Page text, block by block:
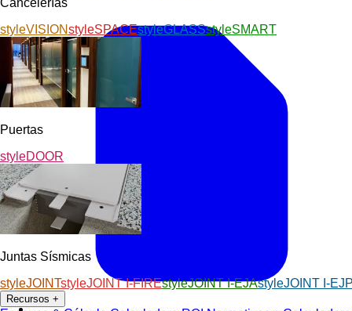
styleVISIONstyleSPACEstyleGLASSstyleSMART
Puertas
styleDOOR
Juntas Sísmicas
styleJOINTstyleJOINT I-FIREstyleJOINT I-EJAstyleJOINT I-
Recursos +